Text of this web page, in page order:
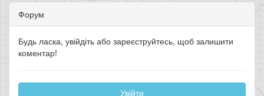
Форум
Будь ласка, увійдіть або зареєструйтесь, щоб залишити
коментар!
Увійти